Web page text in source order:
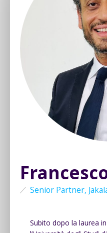
Senior Partner,
Subito dopo la laurea